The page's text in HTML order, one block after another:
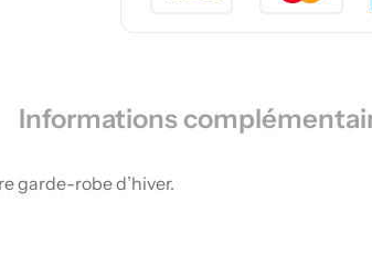
Informations
garde-robe d’hiver.